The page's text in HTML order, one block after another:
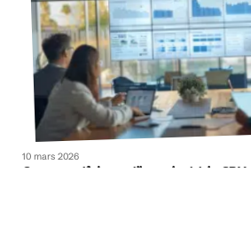
10 mars 2026
Comparatif des meilleurs logiciels